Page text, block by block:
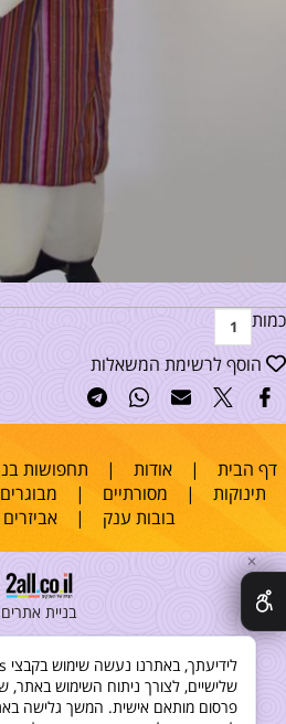
כמות
הוסף לרשימת המשאלות
דף הבית |אודות | תחפושות
תינוקות | מסורתיים | מבוגרים
בובות ענק |אביזרים
בניית אתרים
✕
שלישיים, לצורך ניתוח השימוש באתר,
פרסום מותאם אישית. המשך גלישה